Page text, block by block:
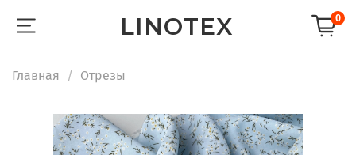
LINOTEX 0
Главная Отрезы